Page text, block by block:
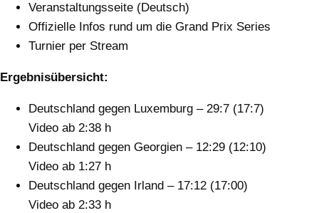
Veranstaltungsseite (Deutsch)
Offizielle Infos rund um die Grand Prix Series
Turnier per Stream
Ergebnisübersicht:
Deutschland gegen Luxemburg – 29:7 (17:7)
Video ab 2:38 h
Deutschland gegen Georgien – 12:29 (12:10)
Video ab 1:27 h
Deutschland gegen Irland – 17:12 (17:00)
Video ab 2:33 h